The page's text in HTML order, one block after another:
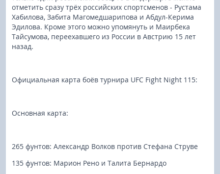
отметить сразу трёх российских спортсменов - Рустама
Хабилова, Забита Магомедшарипова и Абдул-Керима
Эдилова. Кроме этого можно упомянуть и Маирбека
Тайсумова, переехавшего из России в Австрию 15 лет
назад.
Официальная карта боёв турнира UFC Fight Night 115:
Основная карта:
265 фунтов: Александр Волков против Стефана Струве
135 фунтов: Марион Рено и Талита Бернардо